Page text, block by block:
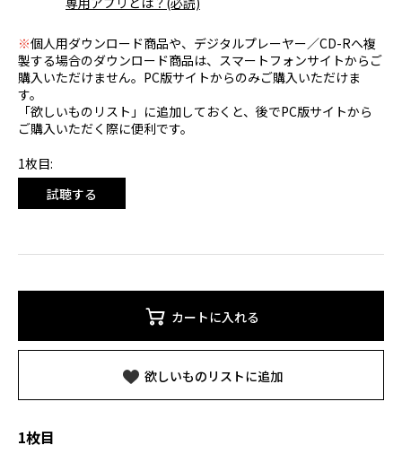
※個人用ダウンロード商品や、デジタルプレーヤー／CD-Rへ複
製する場合のダウンロード商品は、スマートフォンサイトからご
購入いただけません。PC版サイトからのみご購入いただけま
す。
「欲しいものリスト」に追加しておくと、後でPC版サイトから
ご購入いただく際に便利です。
1枚目:
試聴する
カートに入れる
欲しいものリストに追加
1枚目